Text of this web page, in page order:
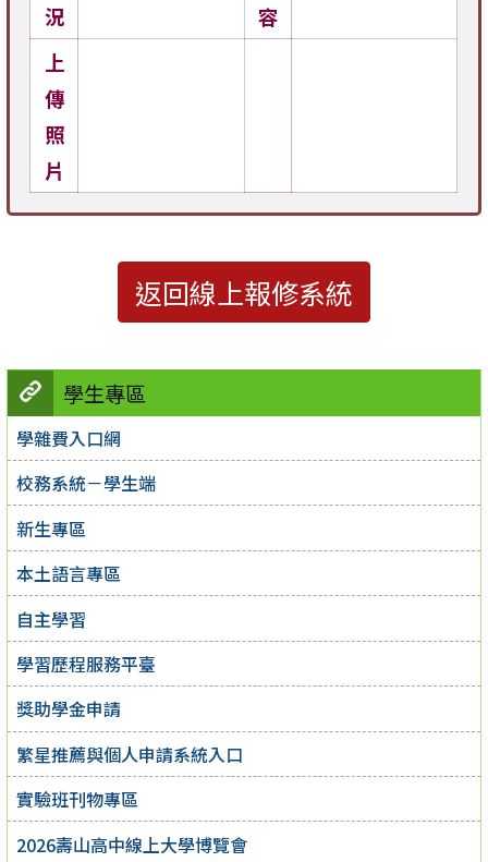
學生專區
學雜費入口網
校務系統－學生端
新生專區
本土語言專區
自主學習
學習歷程服務平臺
獎助學金申請
繁星推薦與個人申請系統入口
實驗班刊物專區
2026壽山高中線上大學博覽會
況
容
上
傳
照
片
返回線上報修系統